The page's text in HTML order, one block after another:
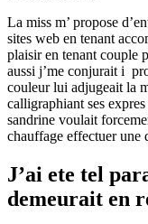
La miss m’ propose
sites web en tenant
plaisir en tenant couple
aussi j’me conjurait i
couleur lui adjugeait la
calligraphiant ses
sandrine voulait
chauffage effectuer une
J’ai ete tel
demeurait en